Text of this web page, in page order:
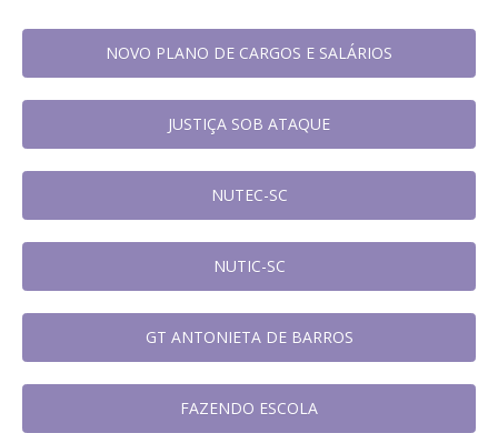
NOVO PLANO DE CARGOS E SALÁRIOS
JUSTIÇA SOB ATAQUE
NUTEC-SC
NUTIC-SC
GT ANTONIETA DE BARROS
FAZENDO ESCOLA